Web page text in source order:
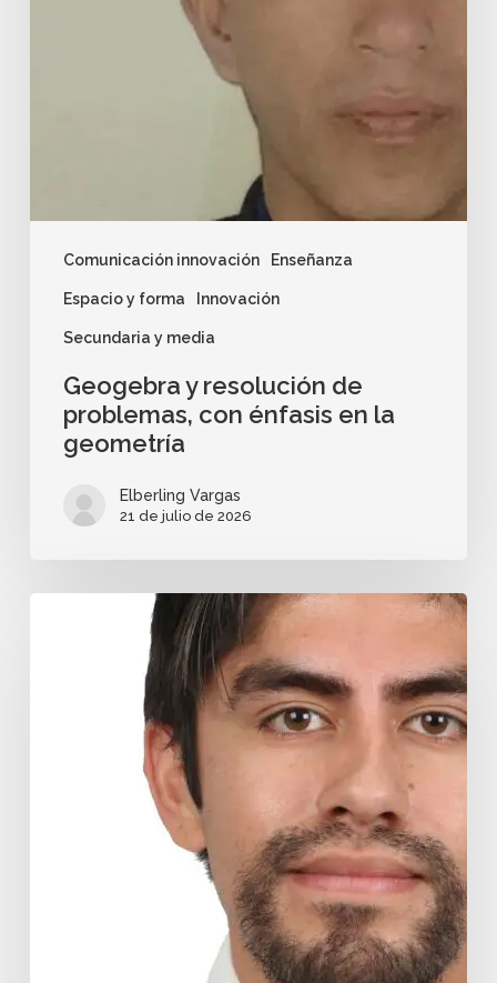
Comunicación innovación Enseñanza
Espacio y forma Innovación
Secundaria y media
Geogebra y resolución de
problemas, con énfasis en la
geometría
Elberling Vargas
21 de julio de 2026